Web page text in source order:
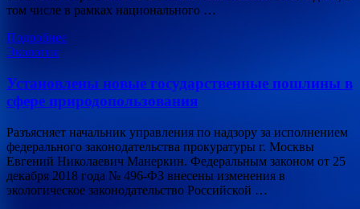
том числе в рамках национального …
Подробнее
Экология
Установлены новые государственные пошлины в
сфере природопользования
Разъясняет начальник управления по надзору за исполнением
федерального законодательства прокуратуры г. Москвы
Евгений Николаевич Манеркин. Федеральным законом от 25
декабря 2018 года № 496-ФЗ внесены изменения в
экологическое законодательство Российской …